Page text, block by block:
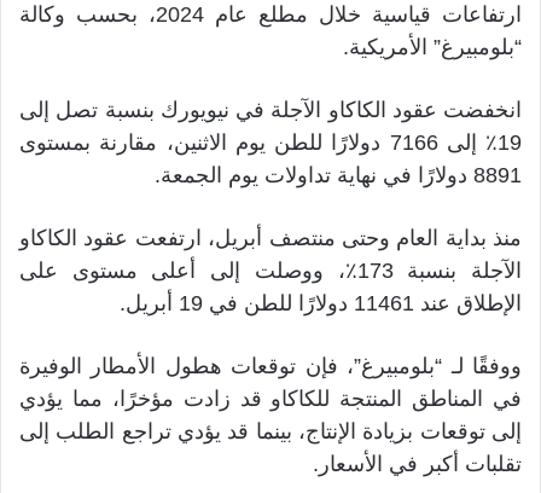
ارتفاعات قياسية خلال مطلع عام 2024، بحسب وكالة
“بلومبيرغ” الأمريكية.
انخفضت عقود الكاكاو الآجلة في نيويورك بنسبة تصل إلى
19٪ إلى 7166 دولارًا للطن يوم الاثنين، مقارنة بمستوى
8891 دولارًا في نهاية تداولات يوم الجمعة.
منذ بداية العام وحتى منتصف أبريل، ارتفعت عقود الكاكاو
الآجلة بنسبة 173٪، ووصلت إلى أعلى مستوى على
الإطلاق عند 11461 دولارًا للطن في 19 أبريل.
ووفقًا لـ “بلومبيرغ”، فإن توقعات هطول الأمطار الوفيرة
في المناطق المنتجة للكاكاو قد زادت مؤخرًا، مما يؤدي
إلى توقعات بزيادة الإنتاج، بينما قد يؤدي تراجع الطلب إلى
تقلبات أكبر في الأسعار.